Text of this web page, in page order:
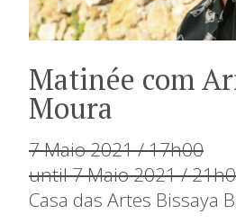
Matinée com
Moura
7 Maio 2021 / 17h00
until 7 Maio 2021 /
Casa das Artes Bissaya